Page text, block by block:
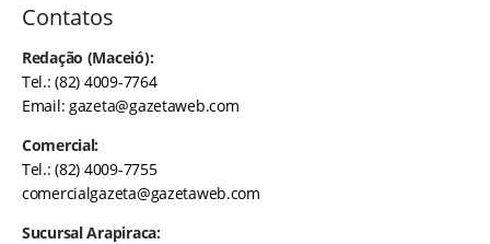
Contatos
Redação (Maceió):
Tel.: (82) 4009-7764
Email:gazeta@gazetaweb.com
Comercial:
Tel.: (82) 4009-7755
comercialgazeta@gazetaweb.com
Sucursal Arapiraca: